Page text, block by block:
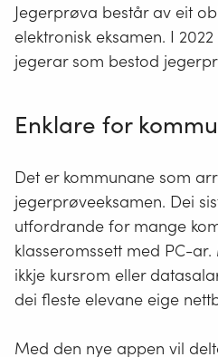
Jegerprøva består av eit
elektronisk eksamen. I
jegerar som bestod
Enklare for
Det er kommunane som
jegerprøveeksamen. Dei
utfordrande for mange
klasseromssett med PC-
ikkje kursrom eller
dei fleste elevane eige
Med den nye appen vil